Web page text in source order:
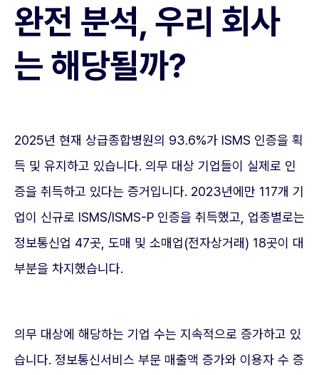
완전 분석, 우리 회사
는 해당될까?
2025년 현재 상급종합병원의 93.6%가 ISMS 인증을 획
득 및 유지하고 있습니다. 의무 대상 기업들이 실제로 인
증을 취득하고 있다는 증거입니다. 2023년에만 117개 기
업이 신규로 ISMS/ISMS-P 인증을 취득했고, 업종별로는
정보통신업 47곳, 도매 및 소매업(전자상거래) 18곳이 대
부분을 차지했습니다.
의무 대상에 해당하는 기업 수는 지속적으로 증가하고 있
습니다. 정보통신서비스 부문 매출액 증가와 이용자 수 증